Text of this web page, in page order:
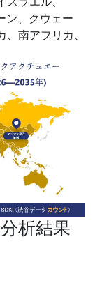
ン、クウェー
南アフリカ、
析結果